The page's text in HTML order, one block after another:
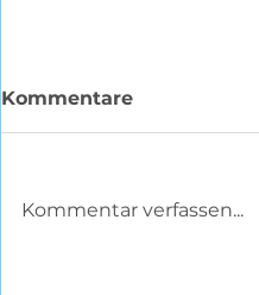
Kommentare
Kommentar verfassen...